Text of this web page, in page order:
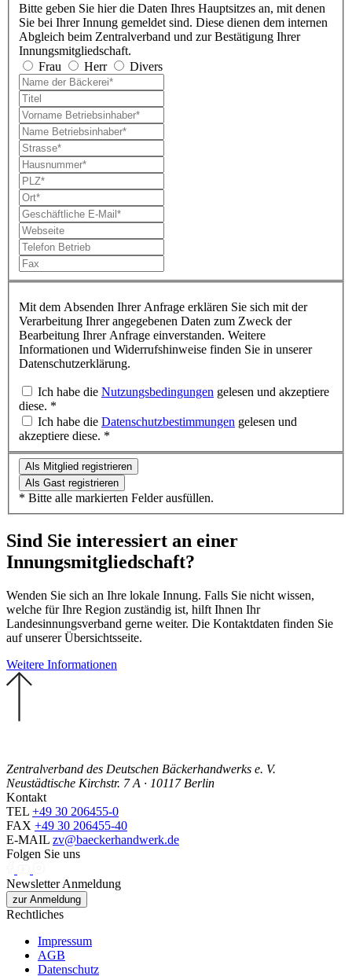
Bitte geben Sie hier die Daten Ihres Hauptsitzes an, mit denen
Sie bei Ihrer Innung gemeldet sind. Diese dienen dem internen
Abgleich beim Zentralverband und zur Bestätigung Ihrer
Innungsmitgliedschaft.
Frau
Herr Divers
Mit dem Absenden Ihrer Anfrage erklären Sie sich mit der
Verarbeitung Ihrer angegebenen Daten zum Zweck der
Bearbeitung Ihrer Anfrage einverstanden. Weitere
Informationen und Widerrufshinweise finden Sie in unserer
Datenschutzerklärung.
Ich habe die Nutzungsbedingungen gelesen und akzeptiere
diese. *
Ich habe die Datenschutzbestimmungen gelesen und
akzeptiere diese. *
Als Mitglied registrieren
Als Gast registrieren
* Bitte alle markierten Felder ausfüllen.
Sind Sie interessiert an einer
Innungsmitgliedschaft?
Wenden Sie sich an Ihre lokale Innung. Falls Sie nicht wissen,
welche für Ihre Region zuständig ist, hilft Ihnen Ihr
Landesinnungsverband gerne weiter. Die Kontaktdaten finden Sie
auf unserer Übersichtsseite.
Weitere Informationen
Zentralverband des Deutschen Bäckerhandwerks e. V.
Neustädtische Kirchstr. 7 A · 10117 Berlin
Kontakt
TEL +49 30 206455-0
FAX +49 30 206455-40
E-MAIL zv@baeckerhandwerk.de
Folgen Sie uns
Newsletter Anmeldung
zur Anmeldung
Rechtliches
Impressum
AGB
Datenschutz